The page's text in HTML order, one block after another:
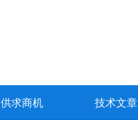
供求商机 技术文章